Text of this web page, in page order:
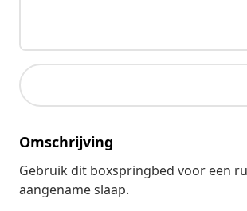
Omschrijving
Gebruik dit boxspringbed voor een
aangename slaap.